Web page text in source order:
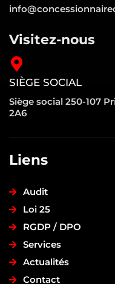
Visitez-nous
SIÈGE SOCIAL
Siège social 250-107
2A6
Liens
Audit
Loi 25
RGDP / DPO
Services
Actualités
Contact